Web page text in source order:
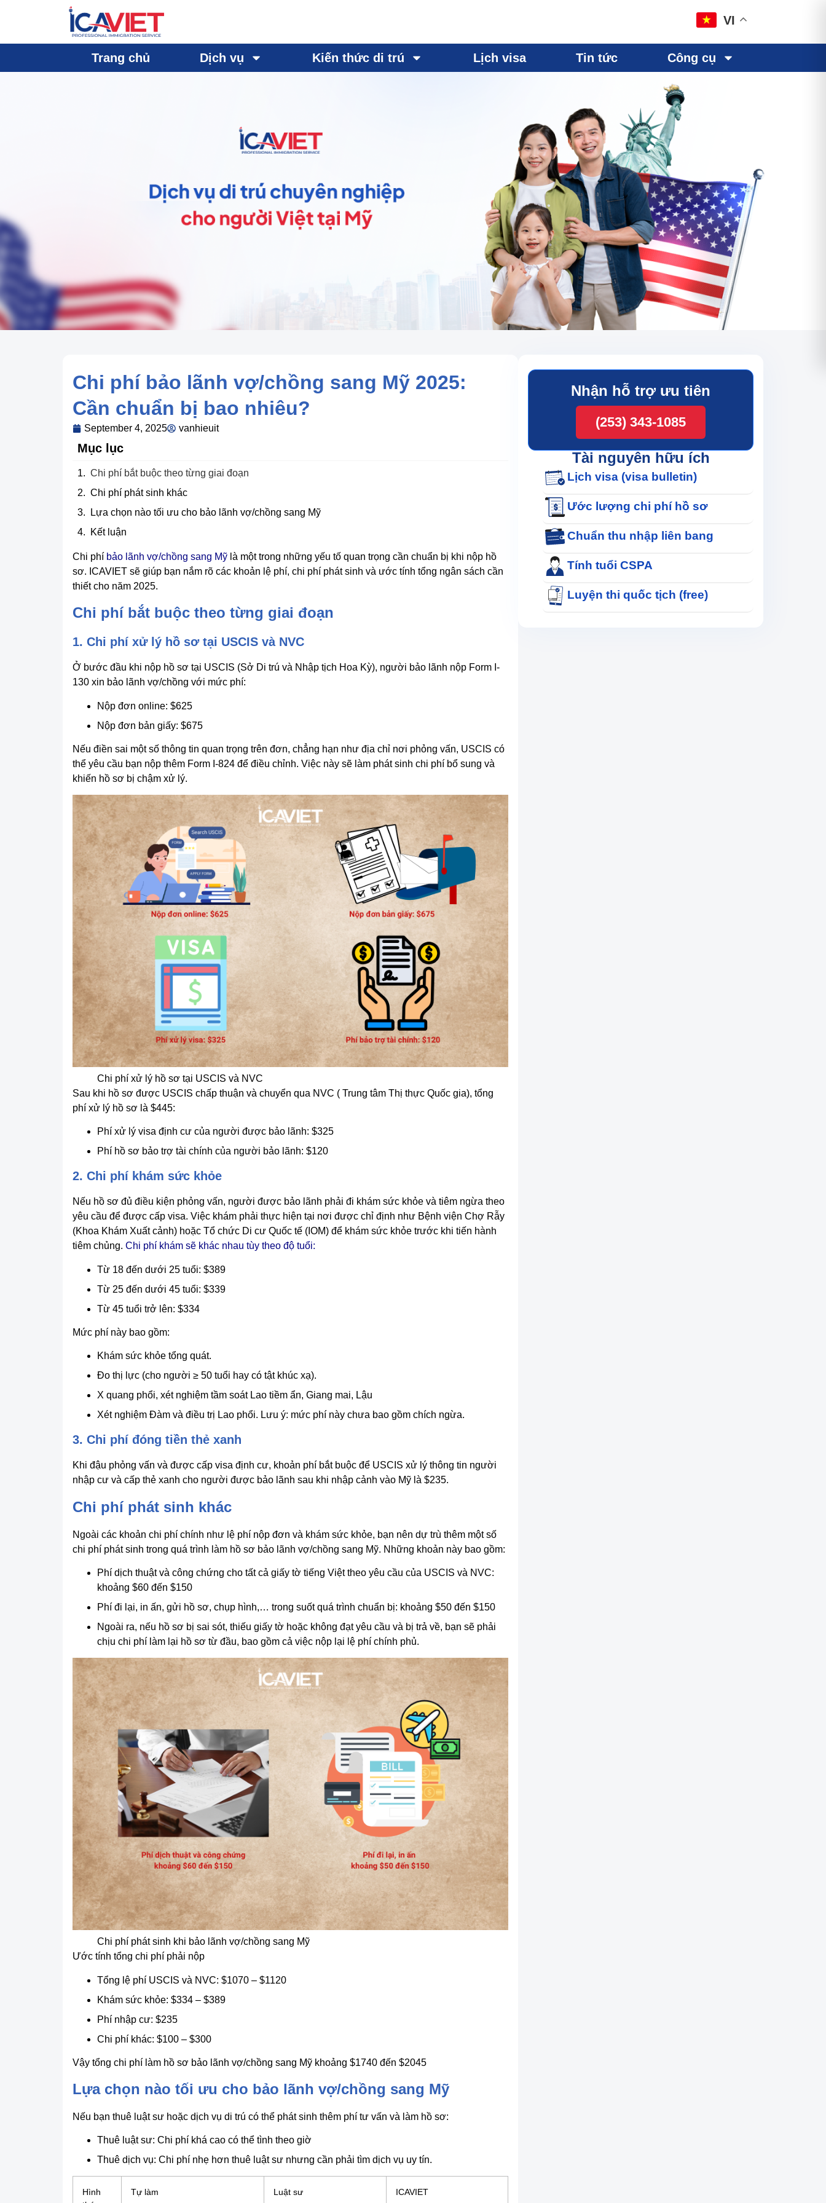
VI
Trang chủ Dịch vụ Kiến thức di trú Lịch visa Tin tức Công cụ
Chi phí bảo lãnh vợ/chồng sang Mỹ 2025:
Cần chuẩn bị bao nhiêu?
September 4, 2025 vanhieuit
Mục lục
Chi phí bắt buộc theo từng giai đoạn
Chi phí phát sinh khác
Lựa chọn nào tối ưu cho bảo lãnh vợ/chồng sang Mỹ
Kết luận
Chi phí bảo lãnh vợ/chồng sang Mỹ là một trong những yếu tố quan trọng cần chuẩn bị khi nộp hồ
sơ. ICAVIET sẽ giúp bạn nắm rõ các khoản lệ phí, chi phí phát sinh và ước tính tổng ngân sách cần
thiết cho năm 2025.
Chi phí bắt buộc theo từng giai đoạn
1. Chi phí xử lý hồ sơ tại USCIS và NVC
Ở bước đầu khi nộp hồ sơ tại USCIS (Sở Di trú và Nhập tịch Hoa Kỳ), người bảo lãnh nộp Form I-
130 xin bảo lãnh vợ/chồng với mức phí:
Nộp đơn online: $625
Nộp đơn bản giấy: $675
Nếu điền sai một số thông tin quan trọng trên đơn, chẳng hạn như địa chỉ nơi phỏng vấn, USCIS có
thể yêu cầu bạn nộp thêm Form I-824 để điều chỉnh. Việc này sẽ làm phát sinh chi phí bổ sung và
khiến hồ sơ bị chậm xử lý.
Chi phí xử lý hồ sơ tại USCIS và NVC
Sau khi hồ sơ được USCIS chấp thuận và chuyển qua NVC ( Trung tâm Thị thực Quốc gia), tổng
phí xử lý hồ sơ là $445:
Phí xử lý visa định cư của người được bảo lãnh: $325
Phí hồ sơ bảo trợ tài chính của người bảo lãnh: $120
2. Chi phí khám sức khỏe
Nếu hồ sơ đủ điều kiện phỏng vấn, người được bảo lãnh phải đi khám sức khỏe và tiêm ngừa theo
yêu cầu để được cấp visa. Việc khám phải thực hiện tại nơi được chỉ định như Bệnh viện Chợ Rẫy
(Khoa Khám Xuất cảnh) hoặc Tổ chức Di cư Quốc tế (IOM) để khám sức khỏe trước khi tiến hành
tiêm chủng. Chi phí khám sẽ khác nhau tùy theo độ tuổi:
Từ 18 đến dưới 25 tuổi: $389
Từ 25 đến dưới 45 tuổi: $339
Từ 45 tuổi trở lên: $334
Mức phí này bao gồm:
Khám sức khỏe tổng quát.
Đo thị lực (cho người ≥ 50 tuổi hay có tật khúc xạ).
X quang phổi, xét nghiệm tầm soát Lao tiềm ẩn, Giang mai, Lậu
Xét nghiệm Đàm và điều trị Lao phổi. Lưu ý: mức phí này chưa bao gồm chích ngừa.
3. Chi phí đóng tiền thẻ xanh
Khi đậu phỏng vấn và được cấp visa định cư, khoản phí bắt buộc để USCIS xử lý thông tin người
nhập cư và cấp thẻ xanh cho người được bảo lãnh sau khi nhập cảnh vào Mỹ là $235.
Chi phí phát sinh khác
Ngoài các khoản chi phí chính như lệ phí nộp đơn và khám sức khỏe, bạn nên dự trù thêm một số
chi phí phát sinh trong quá trình làm hồ sơ bảo lãnh vợ/chồng sang Mỹ. Những khoản này bao gồm:
Phí dịch thuật và công chứng cho tất cả giấy tờ tiếng Việt theo yêu cầu của USCIS và NVC:
khoảng $60 đến $150
Phí đi lại, in ấn, gửi hồ sơ, chụp hình,… trong suốt quá trình chuẩn bị: khoảng $50 đến $150
Ngoài ra, nếu hồ sơ bị sai sót, thiếu giấy tờ hoặc không đạt yêu cầu và bị trả về, bạn sẽ phải
chịu chi phí làm lại hồ sơ từ đầu, bao gồm cả việc nộp lại lệ phí chính phủ.
Chi phí phát sinh khi bảo lãnh vợ/chồng sang Mỹ
Ước tính tổng chi phí phải nộp
Tổng lệ phí USCIS và NVC: $1070 – $1120
Khám sức khỏe: $334 – $389
Phí nhập cư: $235
Chi phí khác: $100 – $300
Vậy tổng chi phí làm hồ sơ bảo lãnh vợ/chồng sang Mỹ khoảng $1740 đến $2045
Lựa chọn nào tối ưu cho bảo lãnh vợ/chồng sang Mỹ
Nếu bạn thuê luật sư hoặc dịch vụ di trú có thể phát sinh thêm phí tư vấn và làm hồ sơ:
Thuê luật sư: Chi phí khá cao có thể tình theo giờ
Thuê dịch vụ: Chi phí nhẹ hơn thuê luật sư nhưng cần phải tìm dịch vụ uy tín.
Hình
Tự làm Luật sư ICAVIET
Nhận hỗ trợ ưu tiên
(253) 343-1085
Tài nguyên hữu ích
Lịch visa (visa bulletin)
Ước lượng chi phí hồ sơ
Chuẩn thu nhập liên bang
Tính tuổi CSPA
Luyện thi quốc tịch (free)